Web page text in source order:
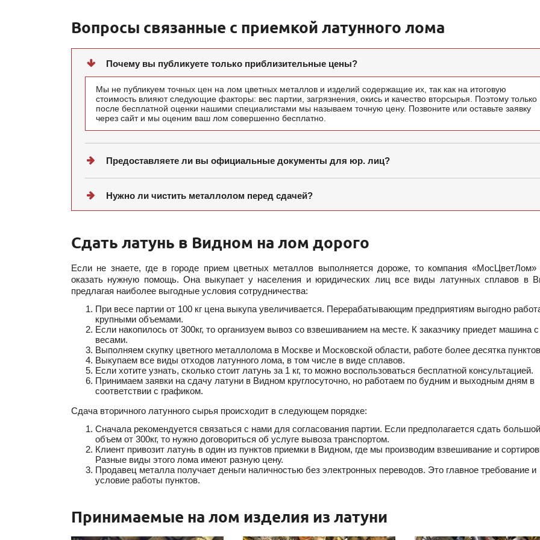
Вопросы связанные с приемкой латунного лома
Почему вы публикуете только приблизительные цены?
Мы не публикуем точных цен на лом цветных металлов и изделий содержащие их, так как на итоговую
стоимость влияют следующие факторы: вес партии, загрязнения, окись и качество вторсырья. Поэтому только
после бесплатной оценки нашими специалистами мы называем точную цену. Позвоните или оставьте заявку
через сайт и мы оценим ваш лом совершенно бесплатно.
Предоставляете ли вы официальные документы для юр. лиц?
Нужно ли чистить металлолом перед сдачей?
Сдать латунь в Видном на лом дорого
Если не знаете, где в городе прием цветных металлов выполняется дороже, то компания «МосЦветЛом»
оказать нужную помощь. Она выкупает у населения и юридических лиц все виды латунных сплавов в
предлагая наиболее выгодные условия сотрудничества:
При весе партии от 100 кг цена выкупа увеличивается. Перерабатывающим предприятиям выгодно
крупными объемами.
Если накопилось от 300кг, то организуем вывоз со взвешиванием на месте. К заказчику приедет машина с
весами.
Выполняем скупку цветного металлолома в Москве и Московской области, работе более десятка
Выкупаем все виды отходов латунного лома, в том числе в виде сплавов.
Если хотите узнать, сколько стоит латунь за 1 кг, то можно воспользоваться бесплатной консультацией.
Принимаем заявки на сдачу латуни в Видном круглосуточно, но работаем по будним и выходным дням в
соответствии с графиком.
Сдача вторичного латунного сырья происходит в следующем порядке:
Сначала рекомендуется связаться с нами для согласования партии. Если предполагается сдать большой
объем от 300кг, то нужно договориться об услуге вывоза транспортом.
Клиент привозит латунь в один из пунктов приемки в Видном, где мы производим взвешивание и
Разные виды этого лома имеют разную цену.
Продавец металла получает деньги наличностью без электронных переводов. Это главное требование и
условие работы пунктов.
Принимаемые на лом изделия из латуни